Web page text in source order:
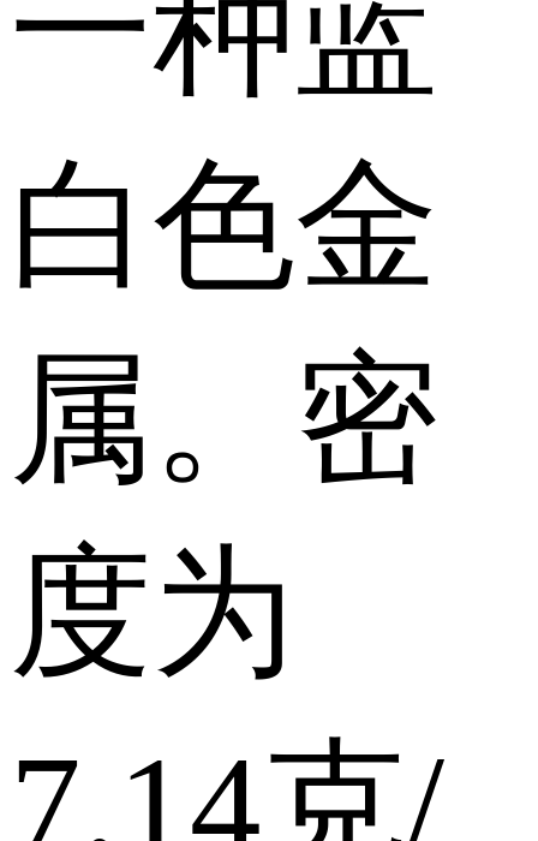
一种蓝
白色金
属。密
度为
7.14克/